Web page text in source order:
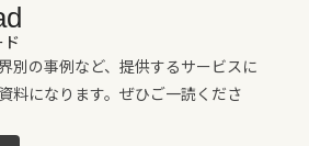
ド
別の事例など、提供するサービスに
料になります。ぜひご一読くださ